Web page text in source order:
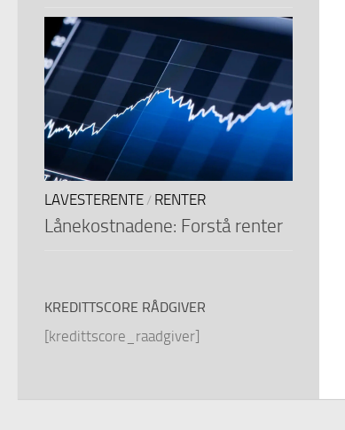
LAVESTERENTE / RENTER
Lånekostnadene: Forstå renter
KREDITTSCORE RÅDGIVER
[kredittscore_raadgiver]